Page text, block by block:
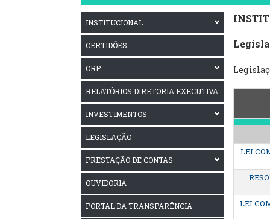
INSTITUCIONAL
CERTIDÕES
CRP
RELATÓRIOS DIRETORIA EXECUTIVA
INVESTIMENTOS
LEGISLAÇÃO
PRESTAÇÃO DE CONTAS
OUVIDORIA
PORTAL DA TRANSPARÊNCIA
LEI
LEI